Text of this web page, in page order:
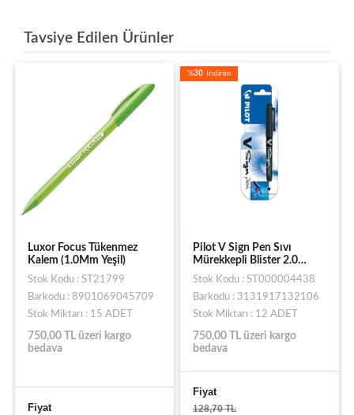
Tavsiye Edilen Ürünler
Luxor Focus Tükenmez
Kalem (1.0Mm Yeşil)
Stok Kodu : ST21799
Barkodu : 8901069045709
Stok Miktarı : 15 ADET
750,00 TL üzeri kargo
bedava
Fiyat
%30 İndirim
Pilot V Sign Pen Sıvı
Mürekkepli Blister 2.0
Siyah
Stok Kodu : ST000004438
Barkodu : 3131917132106
Stok Miktarı : 12 ADET
750,00 TL üzeri kargo
bedava
Fiyat
128,70 TL